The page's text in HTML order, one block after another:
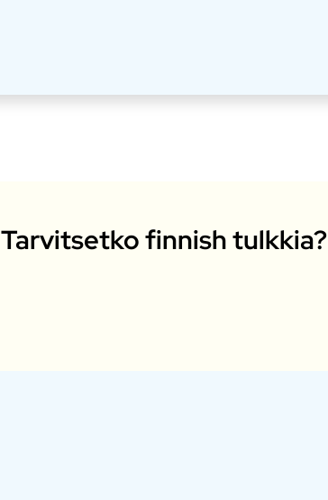
Tarvitsetko finnish tulkkia?